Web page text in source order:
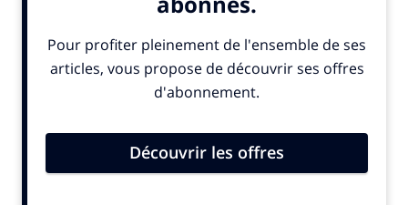
notre connection émotionnelle».
Aider le sport amateur
réalisant un CA de 2,4 milliards € en 2019) , qui en 2019
faisait partie des 25 marques préférées des Français,
soutient près de 10 000 clubs amateurs partout en